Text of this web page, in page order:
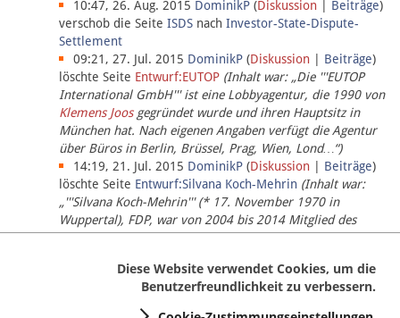
Über Lobbypedia
Impressum
10:47, 26. Aug. 2015 DominikP (Diskussion Beiträge)
verschob die Seite ISDS nach Investor-State-Dispute-
Settlement
09:21, 27. Jul. 2015 DominikP (Diskussion Beiträge)
löschte Seite Entwurf:EUTOP (Inhalt war: „Die '''EUTOP
International GmbH''' ist eine Lobbyagentur, die 1990 von
Klemens Joosgegründet wurde und ihren Hauptsitz in
München hat. Nach eigenen Angaben verfügt die Agentur
über Büros in Berlin, Brüssel, Prag, Wien, Lond…“)
14:19, 21. Jul. 2015 DominikP (Diskussion Beiträge)
löschte Seite Entwurf:Silvana Koch-Mehrin (Inhalt war:
„'''Silvana Koch-Mehrin''' (* 17. November 1970 in
Wuppertal), FDP, war von 2004 bis 2014 Mitglied des
Europäischen Parlaments, seit November 2014 ist sie für
Diese Website verwendet Cookies, um die
Benutzerfreundlichkeit zu verbessern.